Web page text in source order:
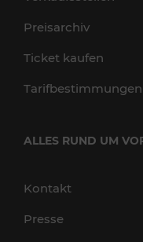
Preisarchiv
Ticket kaufen
Tarifbestimmungen
ALLES RUND UM
Kontakt
Presse